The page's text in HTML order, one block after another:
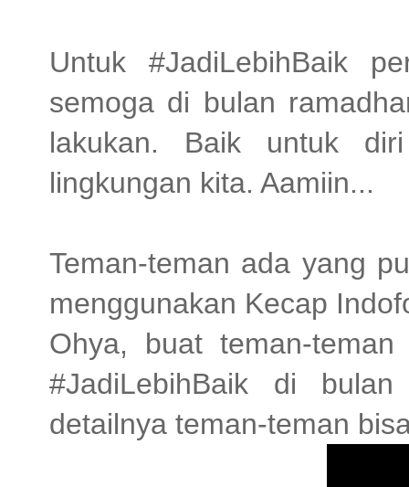
Untuk #JadiLebihBaik
semoga di bulan
lakukan. Baik untuk
lingkungan kita. Aamiin...
Teman-teman ada yang
menggunakan Kecap
Ohya, buat teman-
#JadiLebihBaik di
detailnya teman-teman